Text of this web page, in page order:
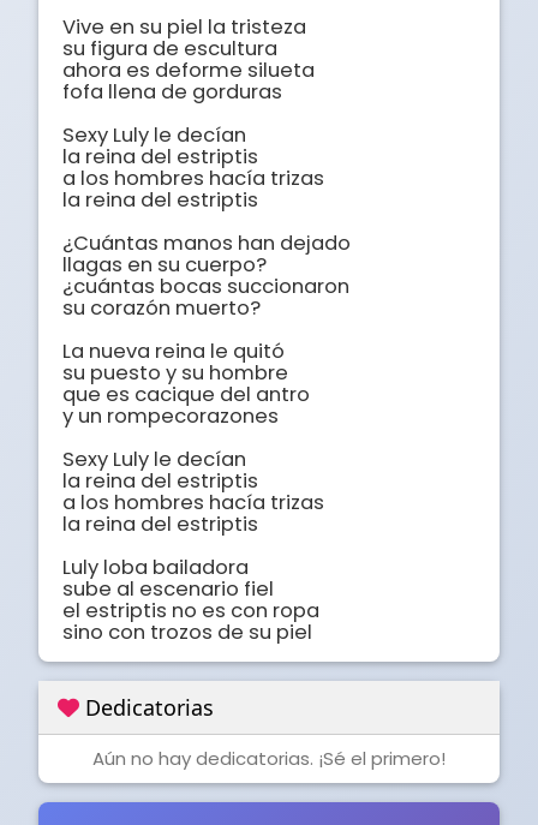
Vive en su piel la tristeza
su figura de escultura
ahora es deforme silueta
fofa llena de gorduras
Sexy Luly le decían
la reina del estriptis
a los hombres hacía trizas
la reina del estriptis
¿Cuántas manos han dejado
llagas en su cuerpo?
¿cuántas bocas succionaron
su corazón muerto?
La nueva reina le quitó
su puesto y su hombre
que es cacique del antro
y un rompecorazones
Sexy Luly le decían
la reina del estriptis
a los hombres hacía trizas
la reina del estriptis
Luly loba bailadora
sube al escenario fiel
el estriptis no es con ropa
sino con trozos de su piel
Dedicatorias
Aún no hay dedicatorias. ¡Sé el primero!